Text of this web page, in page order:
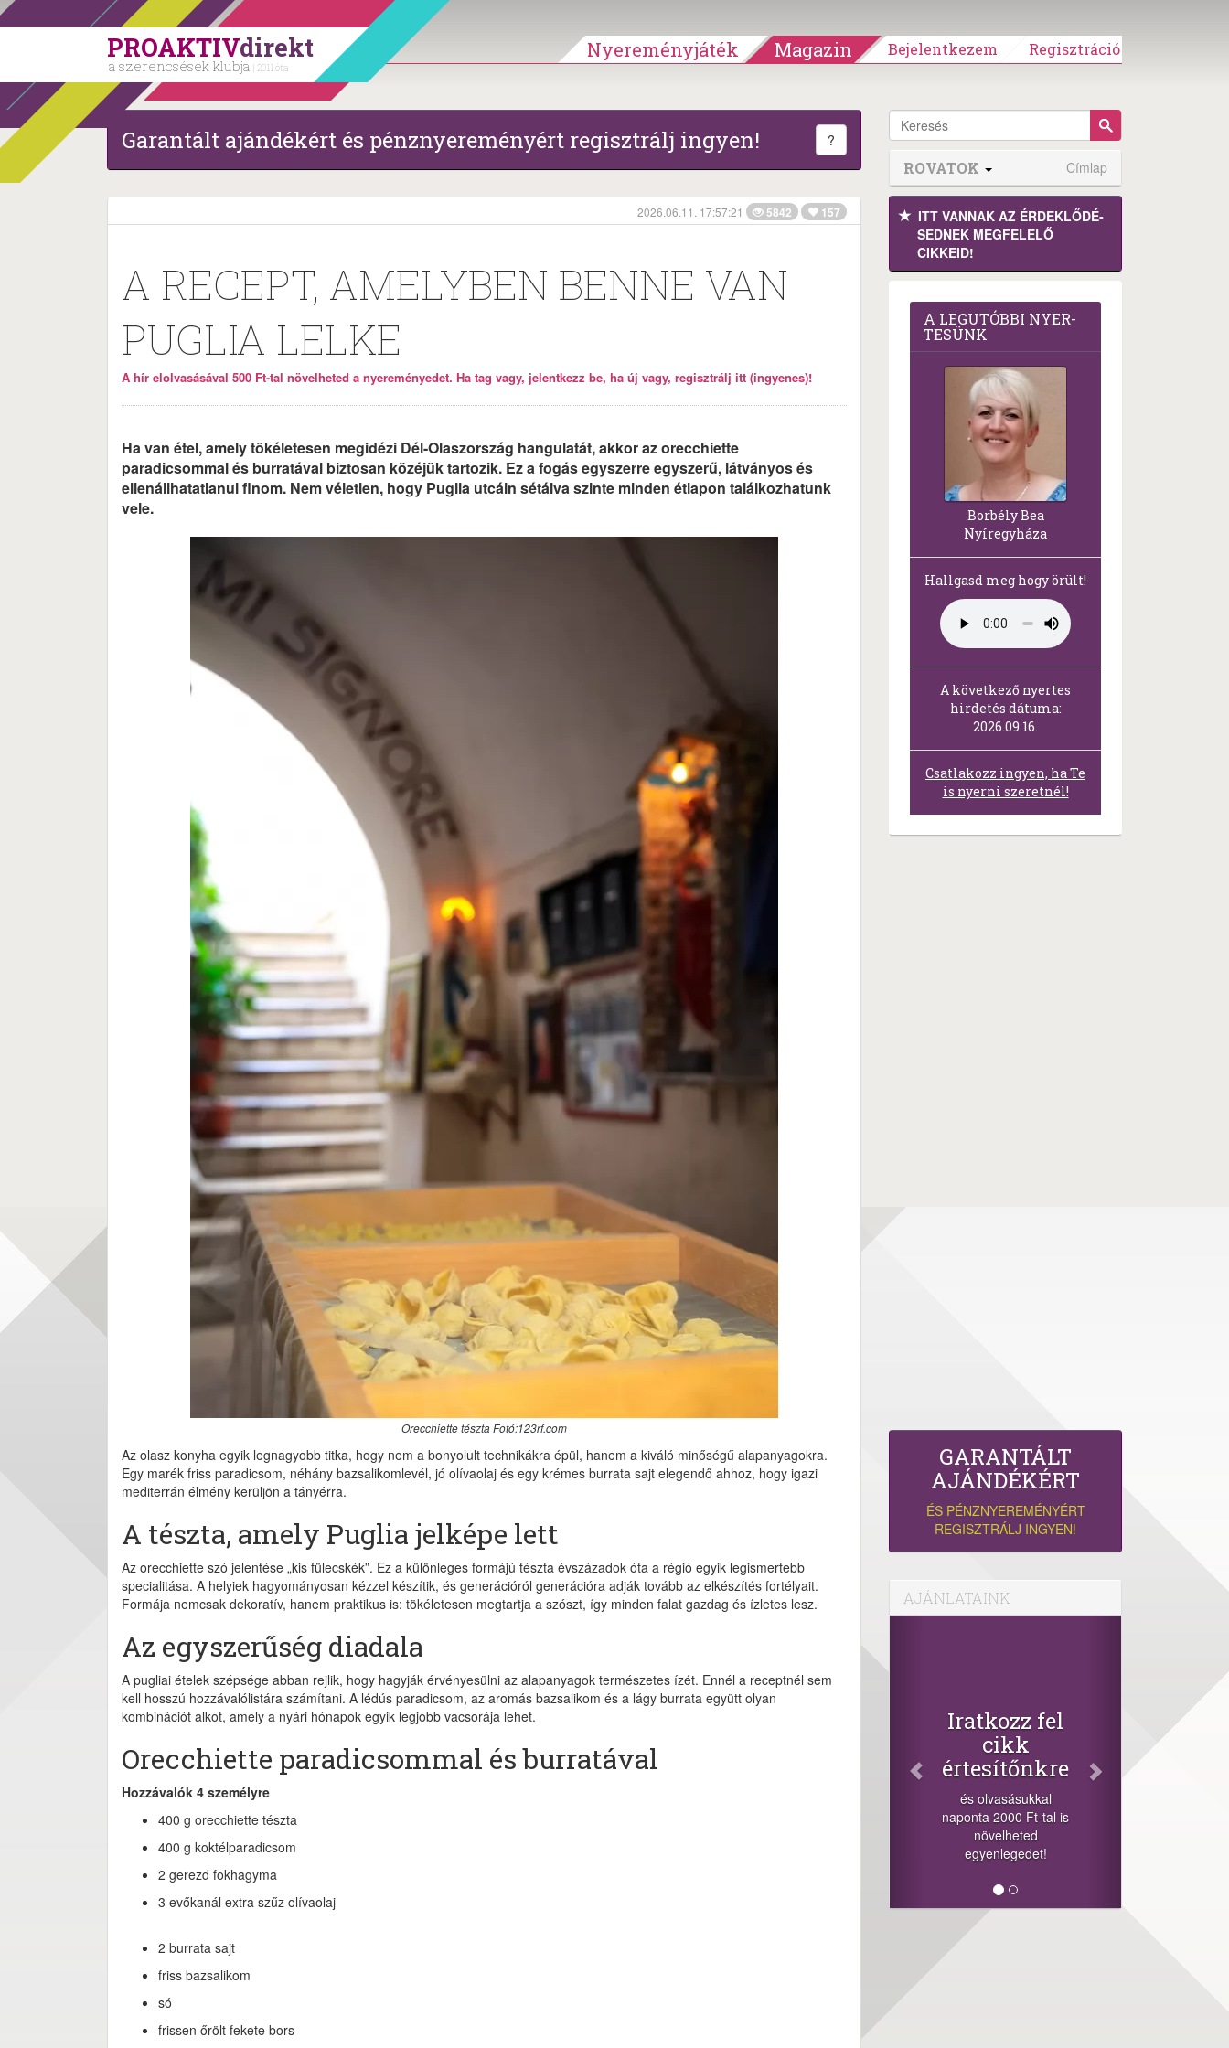
PROAKTIVdirekt
a szerencsések klubja | 2011 óta
Nyereményjáték Magazin Bejelentkezem Regisztráció
Garantált ajándékért és pénznyereményért regisztrálj ingyen! ?
2026.06.11. 17:57:21 5842 157
A RECEPT, AMELYBEN BENNE VAN
PUGLIA LELKE
A hír elolvasásával 500 Ft-tal növelheted a nyereményedet. Ha tag vagy, jelentkezz be, ha új vagy, regisztrálj itt (ingyenes)!
Ha van étel, amely tökéletesen megidézi Dél-Olaszország hangulatát, akkor az orecchiette
paradicsommal és burratával biztosan közéjük tartozik. Ez a fogás egyszerre egyszerű, látványos és
ellenállhatatlanul finom. Nem véletlen, hogy Puglia utcáin sétálva szinte minden étlapon találkozhatunk
vele.
Orecchiette tészta Fotó:123rf.com
Az olasz konyha egyik legnagyobb titka, hogy nem a bonyolult technikákra épül, hanem a kiváló minőségű alapanyagokra.
Egy marék friss paradicsom, néhány bazsalikomlevél, jó olívaolaj és egy krémes burrata sajt elegendő ahhoz, hogy igazi
mediterrán élmény kerüljön a tányérra.
A tészta, amely Puglia jelképe lett
Az orecchiette szó jelentése „kis fülecskék”. Ez a különleges formájú tészta évszázadok óta a régió egyik legismertebb
specialitása. A helyiek hagyományosan kézzel készítik, és generációról generációra adják tovább az elkészítés fortélyait.
Formája nemcsak dekoratív, hanem praktikus is: tökéletesen megtartja a szószt, így minden falat gazdag és ízletes lesz.
Az egyszerűség diadala
A pugliai ételek szépsége abban rejlik, hogy hagyják érvényesülni az alapanyagok természetes ízét. Ennél a receptnél sem
kell hosszú hozzávalólistára számítani. A lédús paradicsom, az aromás bazsalikom és a lágy burrata együtt olyan
kombinációt alkot, amely a nyári hónapok egyik legjobb vacsorája lehet.
Orecchiette paradicsommal és burratával
Hozzávalók 4 személyre
400 g orecchiette tészta
400 g koktélparadicsom
2 gerezd fokhagyma
3 evőkanál extra szűz olívaolaj
2 burrata sajt
friss bazsalikom
só
frissen őrölt fekete bors
ROVATOK Címlap
ITT VANNAK AZ ÉRDEK­LŐDÉ­
SEDNEK MEGFE­LELŐ
CIKKEID!
A LEG­U­TÓB­BI NYER­
TE­SÜNK
Borbély Bea
Nyíregyháza
Hallgasd meg hogy örült!
A következő nyertes
hirdetés dátuma:
2026.09.16.
Csatlakozz ingyen, ha Te
is nyerni szeretnél!
GARANTÁLT
AJÁNDÉKÉRT
ÉS PÉNZNYEREMÉNYÉRT
REGISZTRÁLJ INGYEN!
AJÁNLATAINK
+1.000.000 Ft...
-nyeremény növelés jár
a szerencsésnek a
sorsolás napján! A
cikkek alján találsz
megosztási
lehetőséget. Lájkolj is
minket!